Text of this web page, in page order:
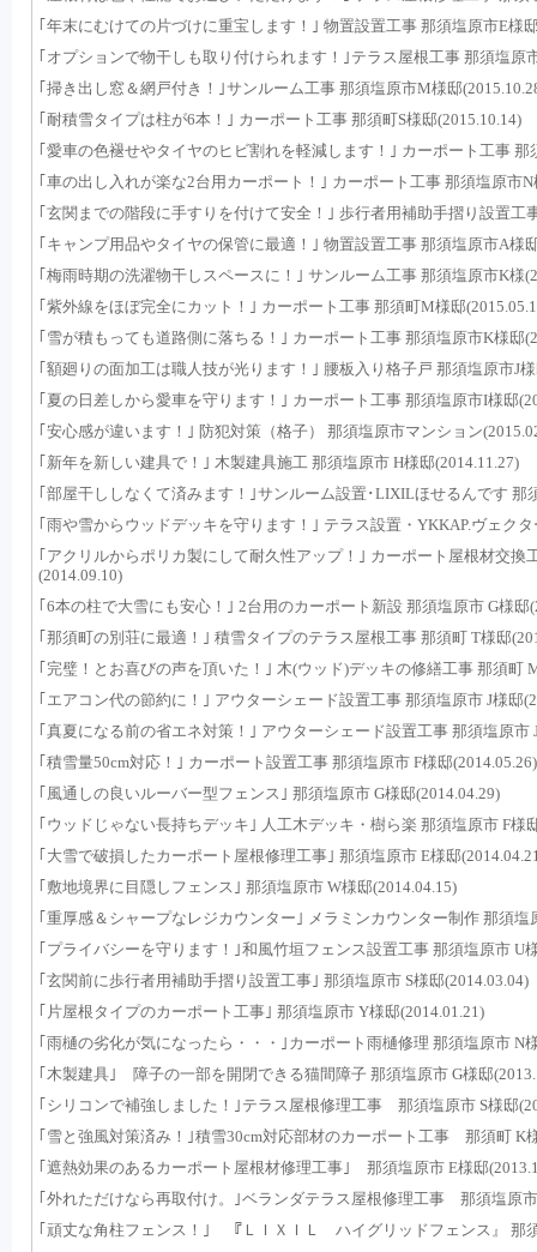
｢年末にむけての片づけに重宝します！｣ 物置設置工事 那須塩原市E様
｢オプションで物干しも取り付けられます！｣テラス屋根工事 那須塩原
｢掃き出し窓＆網戸付き！｣サンルーム工事 那須塩原市M様邸
｢耐積雪タイプは柱が6本！｣ カーポート工事 那須町S様邸(2015.10.14)
｢愛車の色褪せやタイヤのヒビ割れを軽減します！｣ カーポート工事 那
｢車の出し入れが楽な2台用カーポート！｣ カーポート工事 那須塩原市N
｢玄関までの階段に手すりを付けて安全！｣ 歩行者用補助手摺り設置工
｢キャンプ用品やタイヤの保管に最適！｣ 物置設置工事 那須塩原市A様
｢梅雨時期の洗濯物干しスペースに！｣ サンルーム工事 那須塩原市K様
｢紫外線をほぼ完全にカット！｣ カーポート工事 那須町M様邸
｢雪が積もっても道路側に落ちる！｣ カーポート工事 那須塩原市K様邸
｢額廻りの面加工は職人技が光ります！｣ 腰板入り格子戸 那須塩原市J
｢夏の日差しから愛車を守ります！｣ カーポート工事 那須塩原市I様邸
｢安心感が違います！｣ 防犯対策（格子） 那須塩原市マンション
｢新年を新しい建具で！｣ 木製建具施工 那須塩原市 H様邸(2014.11.27)
｢部屋干ししなくて済みます！｣サンルーム設置･LIXILほせるんです 那
｢雨や雪からウッドデッキを守ります！｣ テラス設置・YKKAP.ヴェク
｢アクリルからポリカ製にして耐久性アップ！｣ カーポート屋根材交換
(2014.09.10)
｢6本の柱で大雪にも安心！｣ 2台用のカーポート新設 那須塩原市 G様邸
｢那須町の別荘に最適！｣ 積雪タイプのテラス屋根工事 那須町 T様邸
｢完璧！とお喜びの声を頂いた！｣ 木(ウッド)デッキの修繕工事 那須町
｢エアコン代の節約に！｣ アウターシェード設置工事 那須塩原市 J様邸
｢真夏になる前の省エネ対策！｣ アウターシェード設置工事 那須塩原市
｢積雪量50cm対応！｣ カーポート設置工事 那須塩原市 F様邸(2014.05.26)
｢風通しの良いルーバー型フェンス｣ 那須塩原市 G様邸(2014.04.29)
｢ウッドじゃない長持ちデッキ｣ 人工木デッキ・樹ら楽 那須塩原市 F様
｢大雪で破損したカーポート屋根修理工事｣ 那須塩原市 E様邸
｢敷地境界に目隠しフェンス｣ 那須塩原市 W様邸(2014.04.15)
｢重厚感＆シャープなレジカウンター｣ メラミンカウンター制作 那須塩
｢プライバシーを守ります！｣和風竹垣フェンス設置工事 那須塩原市 U
｢玄関前に歩行者用補助手摺り設置工事｣ 那須塩原市 S様邸(2014.03.04)
｢片屋根タイプのカーポート工事｣ 那須塩原市 Y様邸(2014.01.21)
｢雨樋の劣化が気になったら・・・｣カーポート雨樋修理 那須塩原市 N
｢木製建具｣ 障子の一部を開閉できる猫間障子 那須塩原市 G様邸
｢シリコンで補強しました！｣テラス屋根修理工事 那須塩原市 S様邸
｢雪と強風対策済み！｣積雪30cm対応部材のカーポート工事 那須町 K
｢遮熱効果のあるカーポート屋根材修理工事｣ 那須塩原市 E様邸
｢外れただけなら再取付け。｣ベランダテラス屋根修理工事 那須塩原
｢頑丈な角柱フェンス！｣ 『ＬＩＸＩＬ ハイグリッドフェンス』 那